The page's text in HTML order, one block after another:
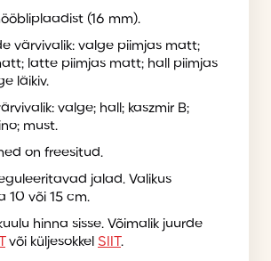
(16 mm).
värvivalik: valge piimjas matt;
latte piimjas matt; hall piimjas
läikiv.
valge; hall; kaszmir B;
must.
on freesitud.
jalad. Valikus
10 või 15 cm.
hinna sisse. Võimalik juurde
või küljesokkel SIIT.